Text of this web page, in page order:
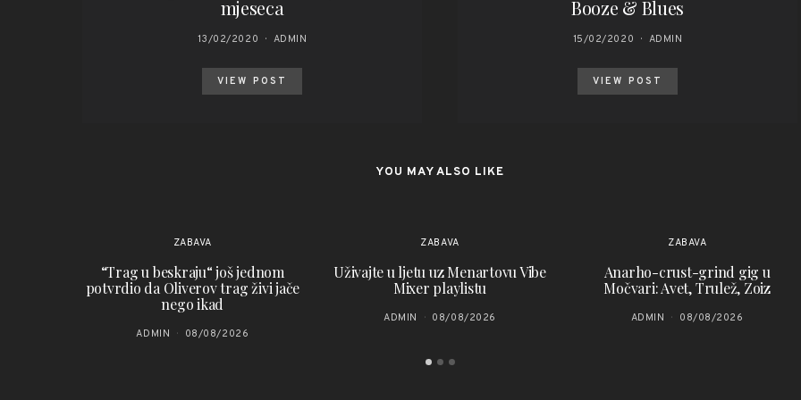
mjeseca
13/02/2020 ADMIN
VIEW POST
Booze & Blues
15/02/2020 ADMIN
VIEW POST
YOU MAY ALSO LIKE
ZABAVA
“Trag u beskraju“ još jednom
potvrdio da Oliverov trag živi jače
nego ikad
ADMIN 08/08/2026
ZABAVA
Uživajte u ljetu uz Menartovu Vibe
Mixer playlistu
ADMIN 08/08/2026
ZABAVA
Anarho-crust-grind gig u
Močvari: Avet, Trulež, Zoiz
ADMIN 08/08/2026